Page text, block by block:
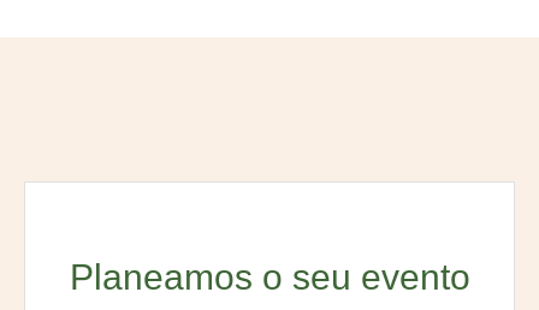
Planeamos o seu evento